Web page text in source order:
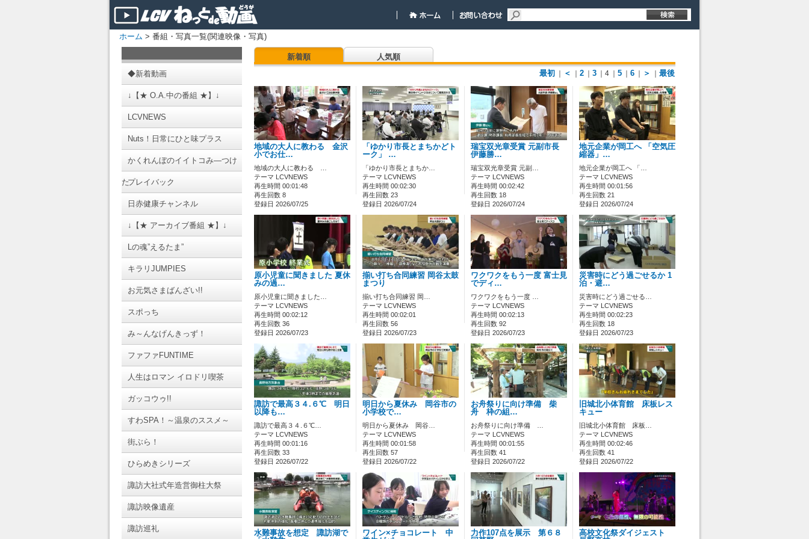
ホーム > 番組・写真一覧(関連映像・写真)
◆新着動画
↓【★ O.A.中の番組 ★】↓
LCVNEWS
Nuts！日常にひと味プラス
かくれんぼのイイトコみ―つけ
たプレイバック
日赤健康チャンネル
↓【★ アーカイブ番組 ★】↓
Lの魂”えるたま”
キラリJUMPIES
お元気さまばんざい!!
スポっち
み～んなげんきっず！
ファファFUNTIME
人生はロマン イロドリ喫茶
ガッコウゥ!!
すわSPA！～温泉のススメ～
街ぶら！
ひらめきシリーズ
諏訪大社式年造営御柱大祭
諏訪映像遺産
諏訪巡礼
新着順
人気順
最初
＜ 2 3 ｜4 5 6 ＞ 最後
地域の大人に教わる 金沢
小でお仕…
地域の大人に教わる …
テーマ LCVNEWS
再生時間 00:01:48
再生回数 8
登録日 2026/07/25
「ゆかり市長とまちかどト
ーク」 …
「ゆかり市長とまちか…
テーマ LCVNEWS
再生時間 00:02:30
再生回数 23
登録日 2026/07/24
瑞宝双光章受賞 元副市長
伊藤勝…
瑞宝双光章受賞 元副…
テーマ LCVNEWS
再生時間 00:02:42
再生回数 18
登録日 2026/07/24
地元企業が岡工へ 「空気圧
縮器」…
地元企業が岡工へ 「…
テーマ LCVNEWS
再生時間 00:01:56
再生回数 21
登録日 2026/07/24
原小児童に聞きました 夏休
みの過…
原小児童に聞きました…
テーマ LCVNEWS
再生時間 00:02:12
再生回数 36
登録日 2026/07/23
揃い打ち合同練習 岡谷太鼓
まつり
揃い打ち合同練習 岡…
テーマ LCVNEWS
再生時間 00:02:01
再生回数 56
登録日 2026/07/23
ワクワクをもう一度 富士見
でディ…
ワクワクをもう一度 …
テーマ LCVNEWS
再生時間 00:02:13
再生回数 92
登録日 2026/07/23
災害時にどう過ごせるか 1
泊・避…
災害時にどう過ごせる…
テーマ LCVNEWS
再生時間 00:02:23
再生回数 18
登録日 2026/07/23
諏訪で最高３４.６℃ 明日
以降も…
諏訪で最高３４.６℃…
テーマ LCVNEWS
再生時間 00:01:16
再生回数 33
登録日 2026/07/22
明日から夏休み 岡谷市の
小学校で…
明日から夏休み 岡谷…
テーマ LCVNEWS
再生時間 00:01:58
再生回数 57
登録日 2026/07/22
お舟祭りに向け準備 柴
舟 枠の組…
お舟祭りに向け準備 …
テーマ LCVNEWS
再生時間 00:01:55
再生回数 41
登録日 2026/07/22
旧城北小体育館 床板レス
キュー
旧城北小体育館 床板…
テーマ LCVNEWS
再生時間 00:02:46
再生回数 41
登録日 2026/07/22
水難事故を想定 諏訪湖で
ワイン×チョコレート 中
力作107点を展示 第６８
高校文化祭ダイジェスト